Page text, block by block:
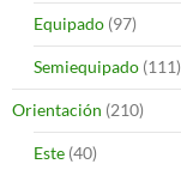
Equipado (97)
Semiequipado (111)
Orientación (210)
Este (40)